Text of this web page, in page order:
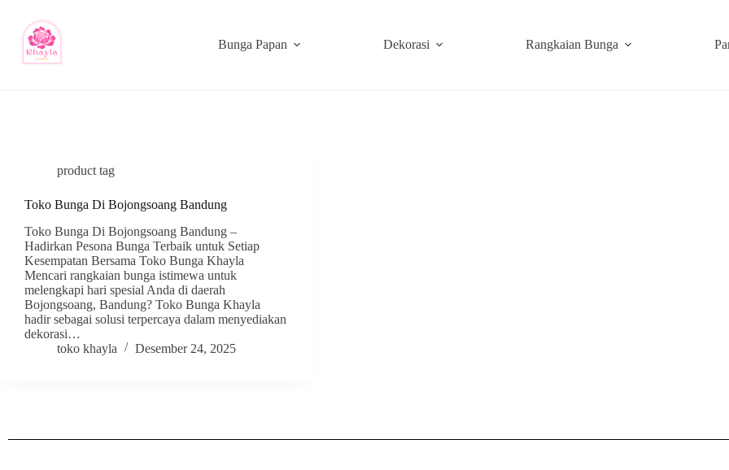
Bunga Papan Dekorasi Rangkaian Bunga
product tag
Toko Bunga Di Bojongsoang Bandung
Toko Bunga Di Bojongsoang Bandung –
Hadirkan Pesona Bunga Terbaik untuk Setiap
Kesempatan Bersama Toko Bunga Khayla
Mencari rangkaian bunga istimewa untuk
melengkapi hari spesial Anda di daerah
Bojongsoang, Bandung? Toko Bunga Khayla
hadir sebagai solusi terpercaya dalam menyediakan
dekorasi…
toko khayla
Desember 24, 2025